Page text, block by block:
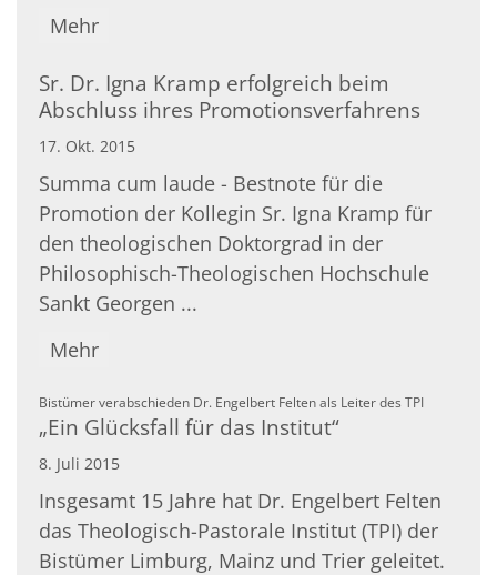
Mehr
Sr. Dr. Igna Kramp erfolgreich beim
Abschluss ihres Promotionsverfahrens
17. Okt. 2015
Summa cum laude - Bestnote für die
Promotion der Kollegin Sr. Igna Kramp für
den theologischen Doktorgrad in der
Philosophisch-Theologischen Hochschule
Sankt Georgen ...
Mehr
Bistümer verabschieden Dr. Engelbert Felten als Leiter des TPI:
„Ein Glücksfall für das Institut“
8. Juli 2015
Insgesamt 15 Jahre hat Dr. Engelbert Felten
das Theologisch-Pastorale Institut (TPI) der
Bistümer Limburg, Mainz und Trier geleitet.